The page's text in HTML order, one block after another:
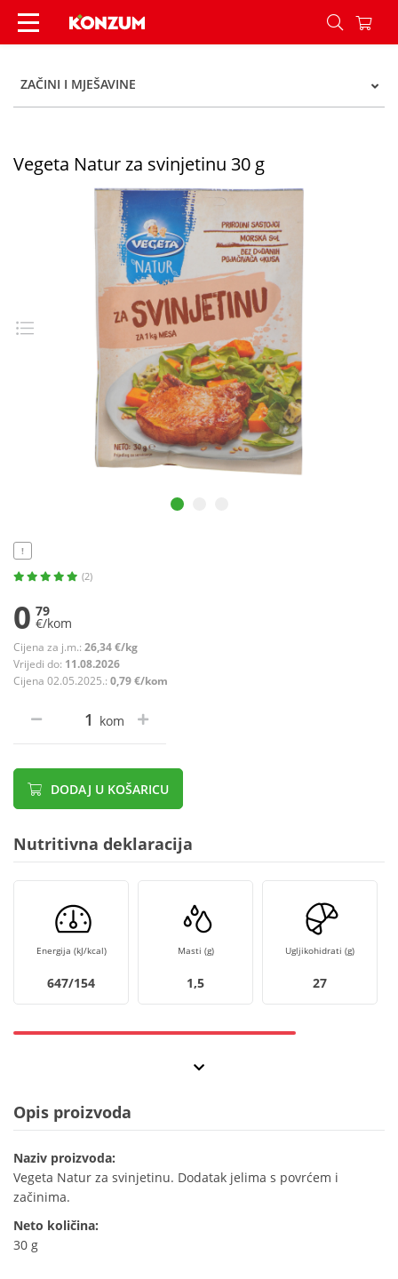
Vegeta Natur za svinjetinu 30 g - Konzum
ZAČINI I MJEŠAVINE
Vegeta Natur za svinjetinu 30 g
!
(2)
0 79
€/kom
Cijena za j.m.: 26,34 €/kg
Vrijedi do: 11.08.2026
Cijena 02.05.2025.: 0,79 €/kom
kom
DODAJ U KOŠARICU
Nutritivna deklaracija
Energija (kJ/kcal)
647/154
Masti (g)
1,5
Ugljikohidrati (g)
27
Opis proizvoda
Naziv proizvoda:
Vegeta Natur za svinjetinu. Dodatak jelima s povrćem i
začinima.
Neto količina:
30 g